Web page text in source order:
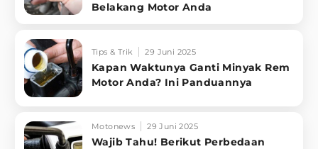
Belakang Motor Anda
Tips & Trik 29 Juni 2025
Kapan Waktunya Ganti Minyak Rem
Motor Anda? Ini Panduannya
Motonews 29 Juni 2025
Wajib Tahu! Berikut Perbedaan